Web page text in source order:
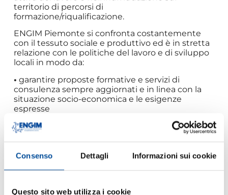
Consenso Dettagli Informazioni sui cookie
Questo sito web utilizza i cookie
territorio di percorsi di
formazione/riqualificazione.
ENGIM Piemonte si confronta costantemente
con il tessuto sociale e produttivo ed è in stretta
relazione con le politiche del lavoro e di sviluppo
locali in modo da:
• garantire proposte formative e servizi di
consulenza sempre aggiornati e in linea con la
situazione socio-economica e le esigenze
espresse
persone
SCOPRI I SERVIZI PER
LE PERSONE